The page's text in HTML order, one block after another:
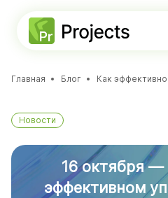
Решения
ФУНКЦИОНАЛЬНОСТЬ
Стратегическое
Планирование проектов
Портфели и программы
Agile-доски
База знаний
ДЛЯ КОМАНД
ДляИТ-департаментов
8-800-234-72-11
Получить
Главная Блог
Новости
16 октября —
эффективном